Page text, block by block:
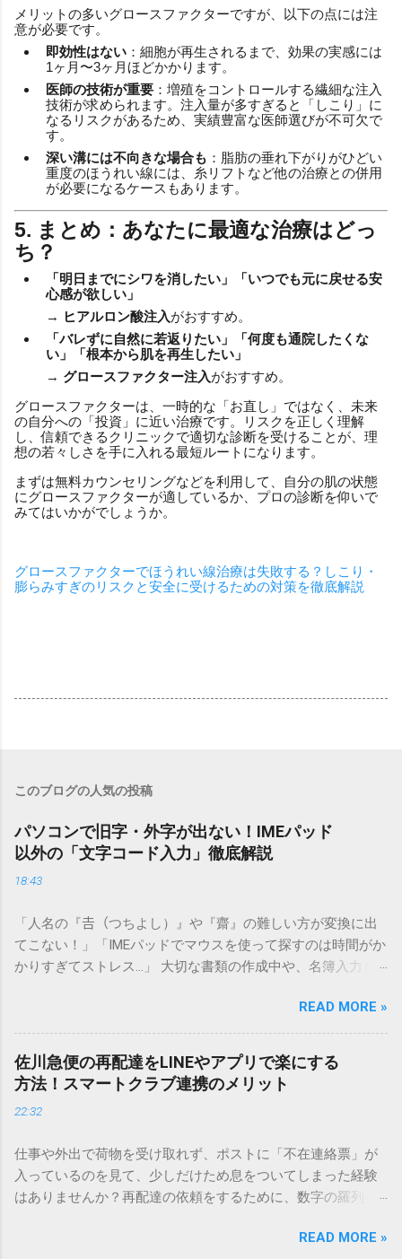
メリットの多いグロースファクターですが、以下の点には注
意が必要です。
即効性はない ：細胞が再生されるまで、効果の実感には
1ヶ月〜3ヶ月ほどかかります。
医師の技術が重要 ：増殖をコントロールする繊細な注入
技術が求められます。注入量が多すぎると「しこり」に
なるリスクがあるため、実績豊富な医師選びが不可欠で
す。
深い溝には不向きな場合も ：脂肪の垂れ下がりがひどい
重度のほうれい線には、糸リフトなど他の治療との併用
が必要になるケースもあります。
5. まとめ：あなたに最適な治療はどっ
ち？
「明日までにシワを消したい」「いつでも元に戻せる安
心感が欲しい」
→ ヒアルロン酸注入がおすすめ。
「バレずに自然に若返りたい」「何度も通院したくな
い」「根本から肌を再生したい」
→ グロースファクター注入がおすすめ。
グロースファクターは、一時的な「お直し」ではなく、未来
の自分への「投資」に近い治療です。リスクを正しく理解
し、信頼できるクリニックで適切な診断を受けることが、理
想の若々しさを手に入れる最短ルートになります。
まずは無料カウンセリングなどを利用して、自分の肌の状態
にグロースファクターが適しているか、プロの診断を仰いで
みてはいかがでしょうか。
グロースファクターでほうれい線治療は失敗する？しこり・
膨らみすぎのリスクと安全に受けるための対策を徹底解説
このブログの人気の投稿
パソコンで旧字・外字が出ない！IMEパッド
以外の「文字コード入力」徹底解説
18:43
「人名の『𠮷（つちよし）』や『齋』の難しい方が変換に出
てこない！」「IMEパッドでマウスを使って探すのは時間がか
かりすぎてストレス…」 大切な書類の作成中や、名簿入力を
てしまいますよね。多くの人が「IMEパッド（手書き入力）」
を使いますが、実はマウスで一画ずつ書くのは非効率です
し、似た漢字が多すぎて結局見つからないことも少なくあり
ません。 そこで今回は、IMEパッドを使わずに、特定のコー
ドを打ち込むだけで一瞬で旧字や外字、特殊記号を呼び出す
「文字コード入力」のテクニックを詳しく解説します。 この
必要はありません。 1. なぜ「変換」しても旧字・外字が出て
こないのか？ そもそも、なぜ普通の変換で出てこない漢字が
あるのでしょうか。その理由は、パソコンが文字を認識する
は、JIS規格（日本産業規格）によって「第1水準」「第2水
READ MORE »
佐川急便の再配達をLINEやアプリで楽にする
方法！スマートクラブ連携のメリット
22:32
仕事や外出で荷物を受け取れず、ポストに「不在連絡票」が
入っているのを見て、少しだけため息をついてしまった経験
はありませんか？再配達の依頼をするために、数字の羅列を
ことに申し訳なさを感じたりすることもあるかもしれませ
READ MORE »